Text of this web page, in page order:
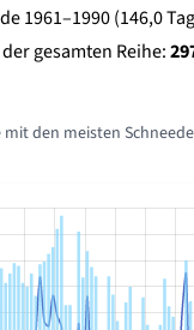
1961–1990 (146,0
gesamten Reihe:
den meisten